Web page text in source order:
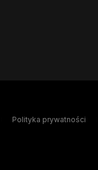
Polityka prywatności